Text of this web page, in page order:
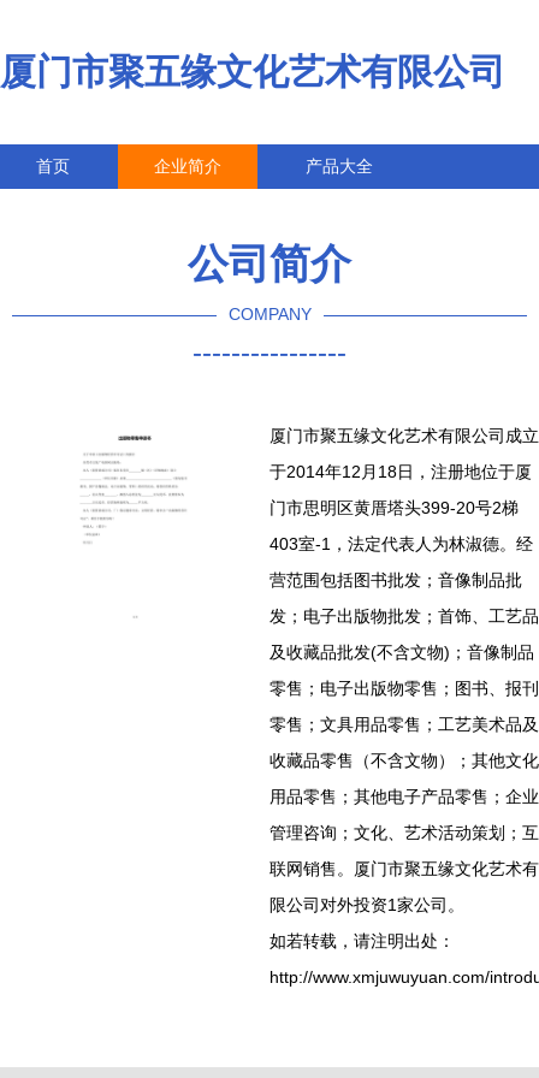
厦门市聚五缘文化艺术有限公司
首页 企业简介 产品大全
公司简介
COMPANY
----------------
厦门市聚五缘文化艺术有限公司成立
于2014年12月18日，注册地位于厦
门市思明区黄厝塔头399-20号2梯
403室-1，法定代表人为林淑德。经
营范围包括图书批发；音像制品批
发；电子出版物批发；首饰、工艺品
及收藏品批发(不含文物)；音像制品
零售；电子出版物零售；图书、报刊
零售；文具用品零售；工艺美术品及
收藏品零售（不含文物）；其他文化
用品零售；其他电子产品零售；企业
管理咨询；文化、艺术活动策划；互
联网销售。厦门市聚五缘文化艺术有
限公司对外投资1家公司。
如若转载，请注明出处：
http://www.xmjuwuyuan.com/